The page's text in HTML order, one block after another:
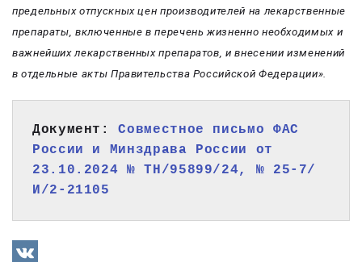
предельных отпускных цен производителей на лекарственные
препараты, включенные в перечень жизненно необходимых и
важнейших лекарственных препаратов, и внесении изменений
в отдельные акты Правительства Российской Федерации».
Документ: Совместное письмо ФАС
России и Минздрава России от
23.10.2024 № ТН/95899/24, № 25-7/
И/2-21105